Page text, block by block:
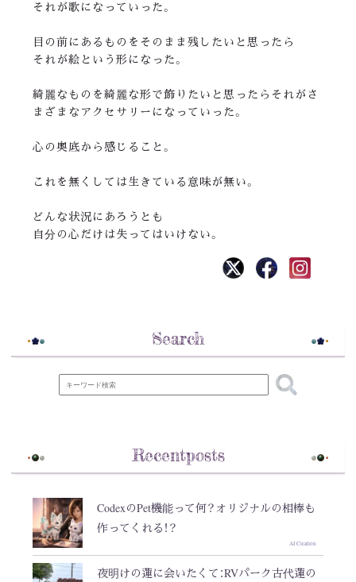
それが歌になっていった。
目の前にあるものをそのまま残したいと思ったら
それが絵という形になった。
綺麗なものを綺麗な形で飾りたいと思ったらそれがさ
まざまなアクセサリーになっていった。
心の奥底から感じること。
これを無くしては生きている意味が無い。
どんな状況にあろうとも
自分の心だけは失ってはいけない。
Search
Recentposts
CodexのPet機能って何？オリジナルの相棒も
作ってくれる！？
AI Creation
夜明けの蓮に会いたくて：RVパーク古代蓮の